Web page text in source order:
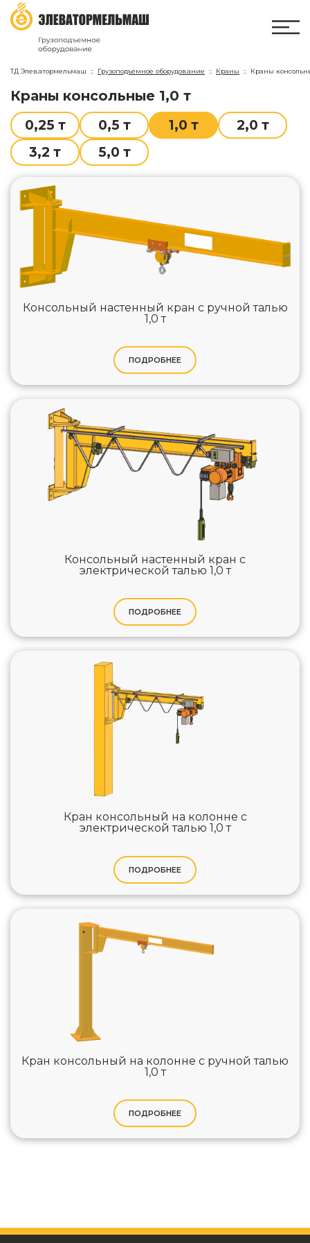
ТД Элеватормельмаш Грузоподъёмное оборудование Краны Краны
краны консольные 1,0 т
0,25 т 0,5 т 1,0 т
2,0 т
3,2 т
5,0 т
Консольный настенный кран с ручной талью
1,0 т
ПОДРОБНЕЕ
Консольный настенный кран с
электрической талью 1,0 т
ПОДРОБНЕЕ
Кран консольный на колонне с
электрической талью 1,0 т
ПОДРОБНЕЕ
Кран консольный на колонне с ручной талью
1,0 т
ПОДРОБНЕЕ